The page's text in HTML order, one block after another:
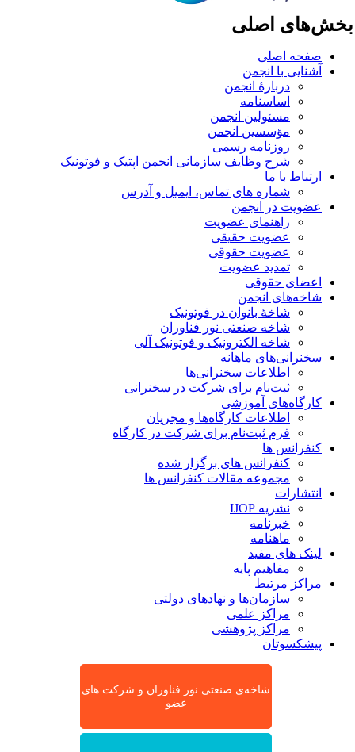
اصلی
صفحه اصلی
آشنایی با انجمن
دربارۀ انجمن
اساسنامه
مسئولین انجمن
مؤسسین انجمن
روزنامه رسمی
شرح وظایف سازمانی انجمن اپتیک و فوتونیک
ارتباط با ما
شماره های تماس، ایمیل و آدرس
عضویت در انجمن
راهنمای عضویت
عضویت حقیقی
عضویت حقوقی
تمدید عضویت
اعضای حقوقی
شاخه‌های انجمن
شاخۀ بانوان در فوتونیک
شاخه صنعتی نور فناوران
شاخه‌ الکترونیک و فوتونیک آلی
سخنرانی‌های ماهانه
اطلاعات سخنرانی‌‌ها
ثبت‌نام برای شرکت در سخنرانی
کارگاه‌های آموزشی
اطلاعات کارگاه‌ها و مجریان
فرم ثبت‌نام برای شرکت در کارگاه
کنفرانس ها
کنفرانس های برگزار شده
مجموعه مقالات کنفرانس ها
انتشارات
نشریه IJOP
خبرنامه
ماهنامه
لینک های مفید
مفاهیم پایه
مراکز مرتبط
سازمان‌ها و نهادهای دولتی
مراکز علمی
مراکز پژوهشی
پیشکسوتان
شاخه‌ی صنعتی نور فناوران و شرکت های
عضو